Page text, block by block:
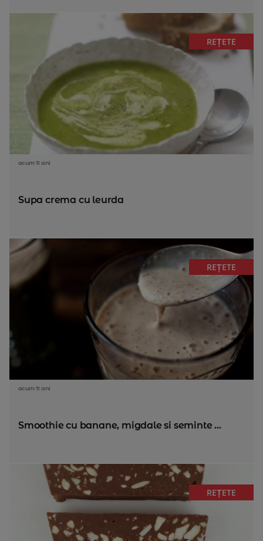
REȚETE
acum 11 ani
Supa crema cu leurda
REȚETE
acum 11 ani
Smoothie cu banane, migdale si seminte ...
REȚETE